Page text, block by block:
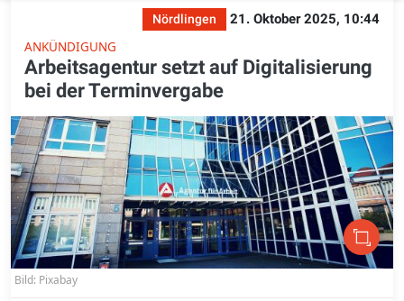
Nördlingen
21. Oktober 2025, 10:44
ANKÜNDIGUNG
Arbeitsagentur setzt auf Digitalisierung
bei der Terminvergabe
Bild: Pixabay